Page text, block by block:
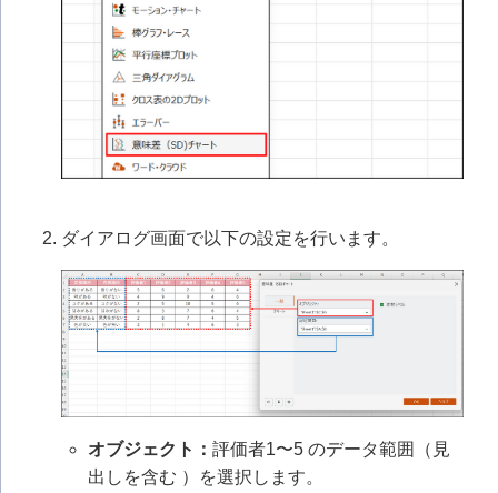
ダイアログ画面で以下の設定を行います。
オブジェクト： 評価者1〜5 のデータ範囲（見
出しを含む ）を選択します。